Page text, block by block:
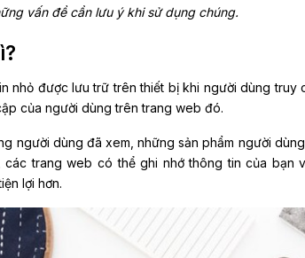
vấn đề cần lưu ý khi sử dụng chúng.
nhỏ được lưu trữ trên thiết bị khi người dùng truy
của người dùng trên trang web đó.
người dùng đã xem, những sản phẩm người
các trang web có thể ghi nhớ thông tin của bạn
lợi hơn.